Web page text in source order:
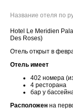
Название отеля по
Hotel Le Meridien
Des Roses)
Отель открыт в
Отель имеет
402 номера
4 ресторана
бар у
Расположен на